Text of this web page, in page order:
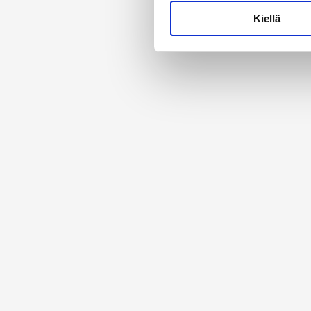
Lue lisää siitä, miten
Käytämme evästeitä
kumppaneillemme tietoja
olet antanut heille tai joita
Kiellä